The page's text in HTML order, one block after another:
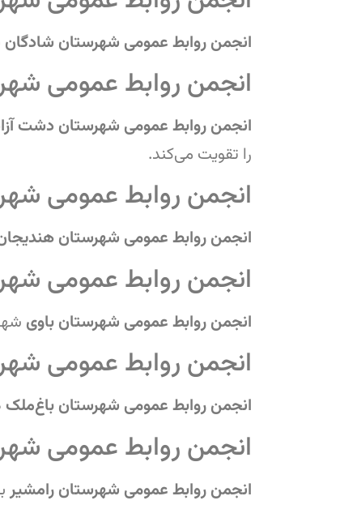
انجمن روابط عمومی شهرستان شادگان
انجمن روابط عمومی
انجمن روابط عمومی شهرستان دشت
را تقویت می‌کند.
انجمن روابط عمومی
انجمن روابط عمومی شهرستان
انجمن روابط عمومی
انجمن روابط عمومی شهرستان باوی
انجمن روابط عمومی
انجمن روابط عمومی شهرستان باغ‌ملک
انجمن روابط عمومی
انجمن روابط عمومی شهرستان رامشیر